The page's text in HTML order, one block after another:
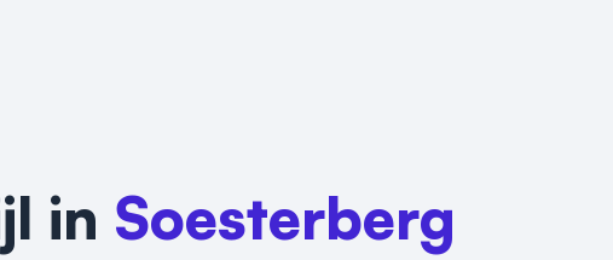
in Soesterberg